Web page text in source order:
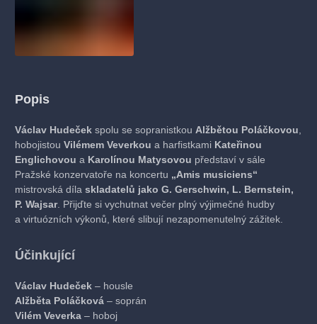
Popis
Václav Hudeček spolu se sopranistkou Alžbětou Poláčkovou
hobojistou Vilémem Veverkou a harfistkami Kateřinou
Englichovou a Karolínou Matysovou představí v sále
Pražské konzervatoře na koncertu „Amis musiciens“
mistrovská díla skladatelů jako G. Gerschwin, L. Bernstein,
P. Wajsar. Přijďte si vychutnat večer plný výjimečné hudby
a virtuózních výkonů, které slibují nezapomenutelný zážitek.
Účinkující
Václav Hudeček – housle
Alžběta Poláčková – soprán
Vilém Veverka – hoboj